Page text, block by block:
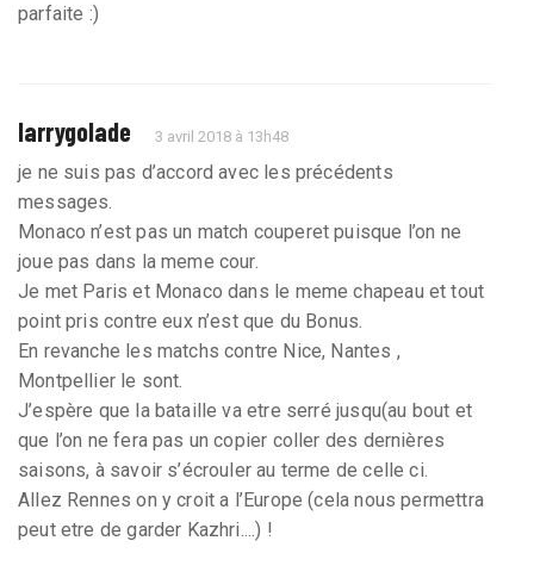
parfaite :)
larrygolade 3 avril 2018 à 13h48
je ne suis pas d’accord avec les précédents
messages.
Monaco n’est pas un match couperet puisque l’on ne
joue pas dans la meme cour.
Je met Paris et Monaco dans le meme chapeau et tout
point pris contre eux n’est que du Bonus.
En revanche les matchs contre Nice, Nantes ,
Montpellier le sont.
J’espère que la bataille va etre serré jusqu(au bout et
que l’on ne fera pas un copier coller des dernières
saisons, à savoir s’écrouler au terme de celle ci.
Allez Rennes on y croit a l’Europe (cela nous permettra
peut etre de garder Kazhri....) !